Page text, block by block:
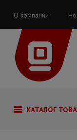
О компании
КАТАЛОГ